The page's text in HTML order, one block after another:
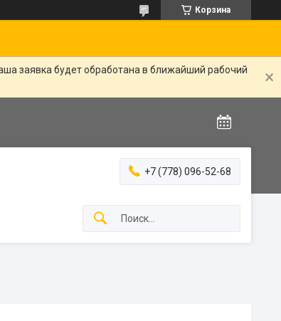
Корзина
заявка будет обработана в ближайший рабочий
+7 (778) 096-52-68